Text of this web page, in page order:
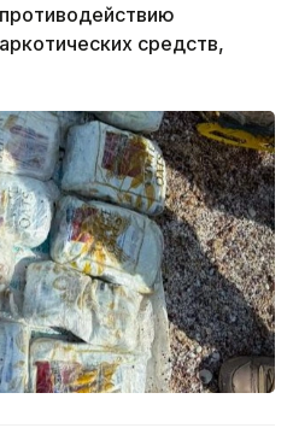
средств,